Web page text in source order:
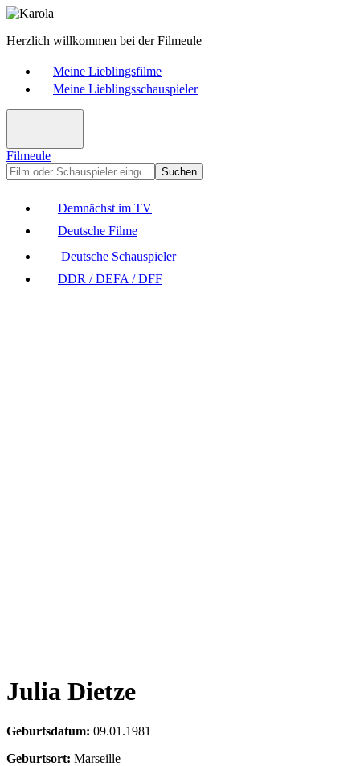
Herzlich willkommen bei der Filmeule
Meine Lieblingsfilme
Meine Lieblingsschauspieler
Filmeule
Suchen
Demnächst im TV
Deutsche Filme
Deutsche Schauspieler
DDR / DEFA / DFF
Julia Dietze
Geburtsdatum: 09.01.1981
Geburtsort: Marseille